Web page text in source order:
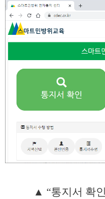
▲ “통지서 확